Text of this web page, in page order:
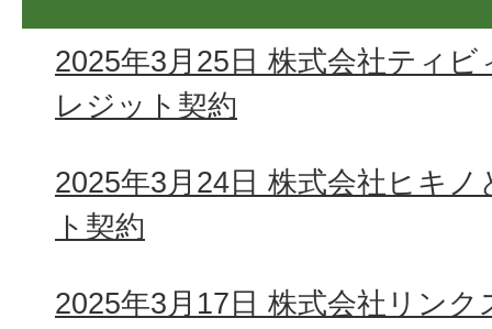
2025年3月25日 株式会社ティ
レジット契約
2025年3月24日 株式会社ヒキ
ト契約
2025年3月17日 株式会社リン